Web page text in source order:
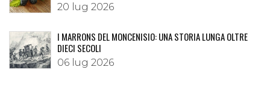
20 lug 2026
I MARRONS DEL MONCENISIO: UNA STORIA LUNGA OLTRE
DIECI SECOLI
06 lug 2026